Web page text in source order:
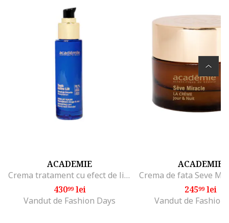
ACADEMIE
Crema tratament cu efect de lifting si reconturare, Soin Lift Galbe, 50 ml
43099lei
Vandut de Fashion Days
ACADEMIE
24599lei
Vandut de Fashion